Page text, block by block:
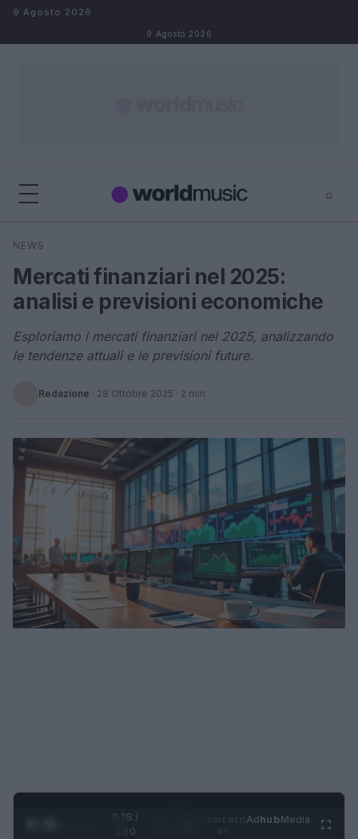
Salta al contenuto
9 Agosto 2026
9 Agosto 2026
⌕
Cerca
NEWS
Mercati finanziari nel 2025:
analisi e previsioni economiche
Esploriamo i mercati finanziari nel 2025, analizzando
le tendenze attuali e le previsioni future.
Redazione · 28 Ottobre 2025 · 2 min
0:28 /
1:20
AdhubMedia